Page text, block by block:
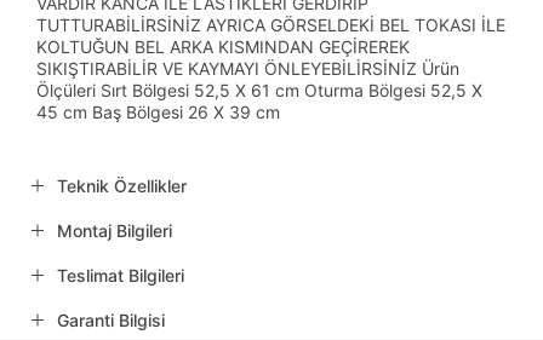
TUTTURABİLİRSİNİZ AYRICA GÖRSELDEKİ BEL TOKASI İLE
KOLTUĞUN BEL ARKA KISMINDAN GEÇİREREK
SIKIŞTIRABİLİR VE KAYMAYI ÖNLEYEBİLİRSİNİZ Ürün
Ölçüleri Sırt Bölgesi 52,5 X 61 cm Oturma Bölgesi 52,5 X
45 cm Baş Bölgesi 26 X 39 cm
Teknik Özellikler
Montaj Bilgileri
Teslimat Bilgileri
Garanti Bilgisi